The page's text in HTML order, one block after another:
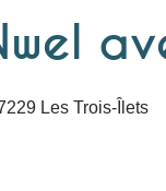
Les Trois-Îlets